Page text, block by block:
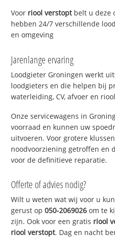
Voor riool verstoptbelt u deze
hebben 24/7 verschillende
en omgeving
Jarenlange ervaring
Loodgieter Groningen werkt
loodgieters en die helpen bij
waterleiding, CV, afvoer en
Onze servicewagens in
voorraad en kunnen uw
uitvoeren. Voor grotere
noodvoorziening getroffen en
voor de definitieve reparatie.
Offerte of advies nodig?
Wilt u weten wat wij voor u
gerust op050-2069026 om te
zijn. Ook voor een gratis riool
riool verstopt. Dag en nacht